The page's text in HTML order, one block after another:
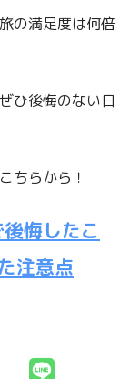
の満足度は何倍
ひ後悔のない日
ちらから！
悔したこ
注意点